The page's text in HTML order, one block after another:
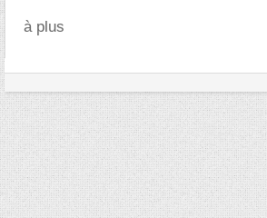
à plus